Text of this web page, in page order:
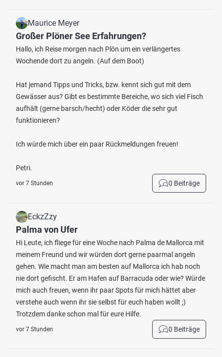
Maurice Meyer
Großer Plöner See Erfahrungen?
Hallo, ich Reise morgen nach Plön um ein verlängertes
Wochende dort zu angeln. (Auf dem Boot)
Hat jemand Tipps und Tricks, bzw. kennt sich gut mit dem
Gewässer aus? Gibt es bestimmte Bereiche, wo sich viel Fisch
aufhält (gerne barsch/hecht) oder Köder die sehr gut
funktionieren?
Ich würde mich über ein paar Rückmeldungen freuen!
Petri.
vor 7 Stunden 0 Beiträge
EckzZzy
Palma von Ufer
Hi Leute, ich fliege für eine Woche nach Palma de Mallorca mit
meinem Freund und wir würden dort gerne paarmal angeln
gehen. Wie macht man am besten auf Mallorca ich hab noch
nie dort gefischt. Er am Hafen auf Barracuda oder wie? Würde
mich auch freuen, wenn ihr paar Spots für mich hättet aber
verstehe auch wenn ihr sie selbst für euch haben wollt ;)
Trotzdem danke schon mal für eure Hilfe.
vor 7 Stunden 0 Beiträge